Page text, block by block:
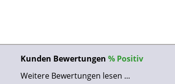
Kunden Bewertungen % Positiv
Weitere Bewertungen lesen ...